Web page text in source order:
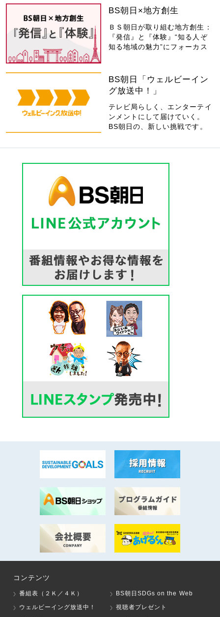
BS朝日×地方創生
ＢＳ朝日が取り組む地方創生：
『発信』と『体験』“知る人ぞ
知る地域の魅力”にフォーカス
BS朝日「ウェルビーイン
グ放送中！」
テレビ局らしく、エンターテイ
ンメントにして届けていく。
BS朝日の、新しい挑戦です。
コンテンツ
番組表（２Ｋ／４Ｋ）
BS朝日SDGs on the Web
ウェルビーイング放送中！
視聴者プレゼント